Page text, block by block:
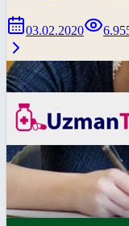
03.02.2020